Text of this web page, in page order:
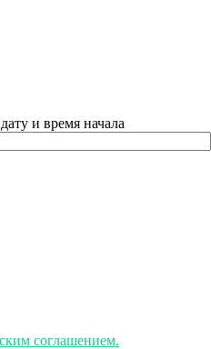
и время начала
соглашением.